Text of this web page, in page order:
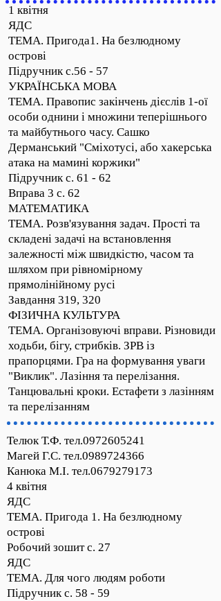
1 квітня
ЯДС
ТЕМА. Пригода1. На безлюдному
острові
Підручник с.56 - 57
УКРАЇНСЬКА МОВА
ТЕМА. Правопис закінчень дієслів 1-ої
особи однини і множини теперішнього
та майбутнього часу. Сашко
Дерманський "Сміхотусі, або хакерська
атака на мамині коржики"
Підручник с. 61 - 62
Вправа 3 с. 62
МАТЕМАТИКА
ТЕМА. Розв'язування задач. Прості та
складені задачі на встановлення
залежності між швидкістю, часом та
шляхом при рівномірному
прямолінійному русі
Завдання 319, 320
ФІЗИЧНА КУЛЬТУРА
ТЕМА. Організовуючі вправи. Різновиди
ходьби, бігу, стрибків. ЗРВ із
прапорцями. Гра на формування уваги
"Виклик". Лазіння та перелізання.
Танцювальні кроки. Естафети з лазінням
та перелізанням
Телюк Т.Ф. тел.0972605241
Магей Г.С. тел.0989724366
Канюка М.І. тел.0679279173
4 квітня
ЯДС
ТЕМА. Пригода 1. На безлюдному
острові
Робочий зошит с. 27
ЯДС
ТЕМА. Для чого людям роботи
Підручник с. 58 - 59